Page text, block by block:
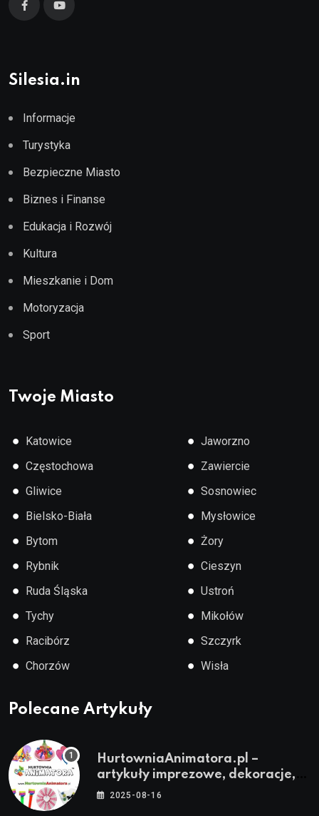
Silesia.in
Informacje
Turystyka
Bezpieczne Miasto
Biznes i Finanse
Edukacja i Rozwój
Kultura
Mieszkanie i Dom
Motoryzacja
Sport
Twoje Miasto
● Katowice
● Częstochowa
● Gliwice
● Bielsko-Biała
● Bytom
● Rybnik
● Ruda Śląska
● Tychy
● Racibórz
● Chorzów
● Jaworzno
● Zawiercie
● Sosnowiec
● Mysłowice
● Żory
● Cieszyn
● Ustroń
● Mikołów
● Szczyrk
● Wisła
Polecane Artykuły
HurtowniaAnimatora.pl –
artykuły imprezowe, dekoracje,
stroje i akcesoria dla animatorów
2025-08-16